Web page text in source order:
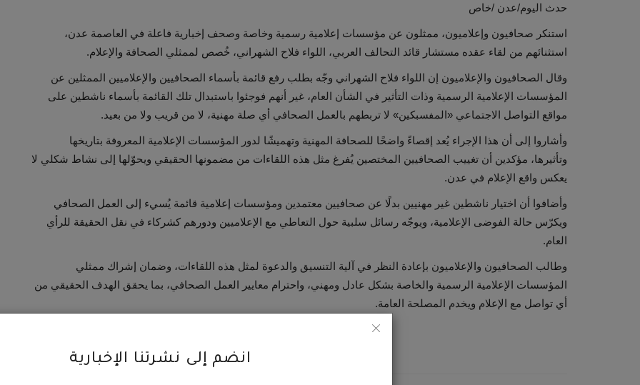
انضم إلى نشرتنا الإخبارية
حدث اليوم/عدن /خاص
استنكر صحافيون وإعلاميون، ممثلون عن مؤسسات إعلامية رسمية وخاصة وصحف إخبارية فاعلة في العاصمة عدن،
استثنائهم من لقاء عقده مستشار قائد التحالف العربي، اللواء فلاح الشهراني، خُصص لممثلي الصحافة والإعلام.
وقال الصحافيون والإعلاميون إن اللواء فلاح الشهراني وجّه بطلب رفع قائمة بأسماء الصحافيين والإعلاميين الممثلين عن
المؤسسات الإعلامية الرسمية وذات التأثير في الشأن العام، غير أنهم فوجئوا باستبدال تلك القائمة بأسماء ناشطين على
مواقع التواصل الاجتماعي «المفسبكين» لا تربطهم بالعمل الصحافي أي صلة مهنية، لا من قريب ولا من بعيد.
وأشاروا إلى أن هذا الإجراء يُعد إقصاءً واضحًا للصحافة المهنية وتهميشًا لدور المؤسسات الإعلامية المعروفة بتاريخها
وتأثيرها، مؤكدين أن تغييب الصحافيين المختصين يُفرغ مثل هذه اللقاءات من مضمونها الحقيقي ويحوّلها إلى نشاط شكلي لا
يعكس واقع الإعلام في عدن.
وأضافوا أن اختيار ناشطين غير مهنيين بدلًا عن صحافيين معتمدين ومؤسسات إعلامية قائمة يُسيء إلى العمل الصحافي
ويكرّس حالة الفوضى الإعلامية، ويوجّه رسائل سلبية حول التعاطي مع الإعلاميين ودورهم كشركاء في نقل الحقيقة للرأي
العام.
وطالب الصحافيون والإعلاميون بإعادة النظر في آلية التنسيق والدعوة لمثل هذه اللقاءات، وضمان إشراك ممثلي
المؤسسات الإعلامية الرسمية والخاصة بشكل عادل ومهني، واحترام معايير العمل الصحافي، بما يحقق الهدف الحقيقي من
أي تواصل مع الإعلام ويخدم المصلحة العامة.